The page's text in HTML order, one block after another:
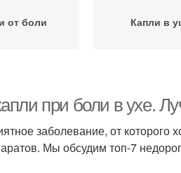
от боли Капли в
при боли в ухе.
заболевание, от которого
Мы обсудим топ-7